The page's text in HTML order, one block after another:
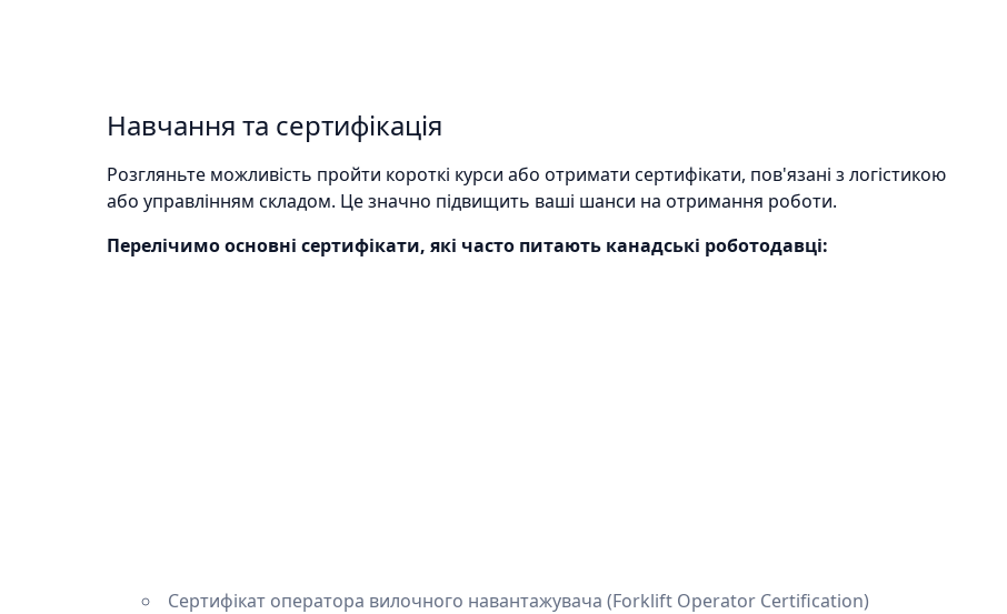
Навчання та сертифікація
Розгляньте можливість пройти короткі курси або отримати сертифікати, пов'язані з логістикою
або управлінням складом. Це значно підвищить ваші шанси на отримання роботи.
Перелічимо основні сертифікати, які часто питають канадські роботодавці:
Сертифікат оператора вилочного навантажувача (Forklift Operator Certification)